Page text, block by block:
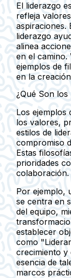
El liderazgo
refleja
aspiraciones.
liderazgo
alinea
en el camino.
ejemplos de
en la
¿Qué Son los
Los ejemplos
los valores,
estilos de
compromiso
Estas
prioridades
colaboración.
Por ejemplo,
se centra en
del equipo,
establecer
como
crecimiento
esencia de
marcos